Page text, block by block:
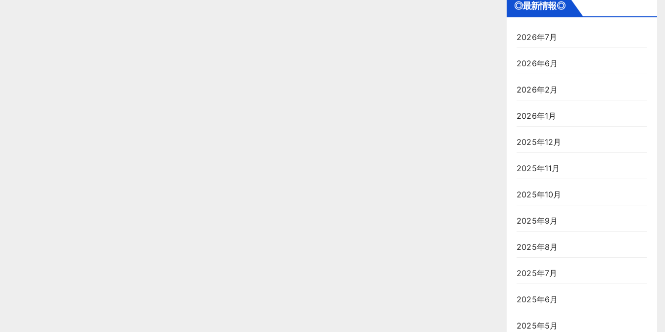
◎最新情報◎
2026年7月
2026年6月
2026年2月
2026年1月
2025年12月
2025年11月
2025年10月
2025年9月
2025年8月
2025年7月
2025年6月
2025年5月